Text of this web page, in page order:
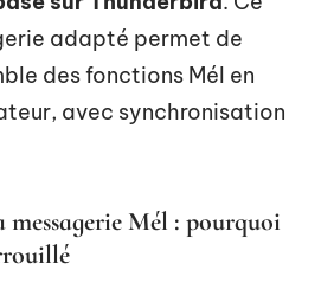
adapté permet de
des fonctions Mél en
avec synchronisation
messagerie Mél : pourquoi